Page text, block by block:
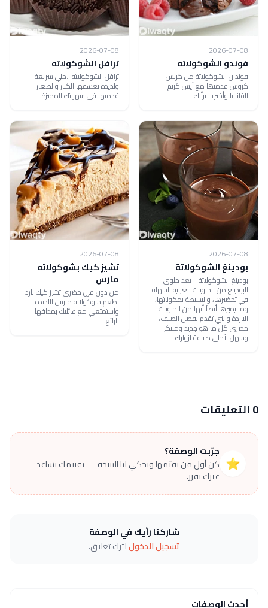
2026-07-08
فوندو الشوكولاته
فوندان الشوكولاتة من كریس
كروس قدمیھا مع آیس كریم
الفانیلیا وأخبرينا برأيك!
2026-07-08
ترافل الشوكولاته
ترافل الشوكولاته...حلي سريعة
ولذيذة يعشقها الكبار والصغار
قدميها في سهراتك المميزة
2026-07-08
بودينغ الشوكولاتة
بودينغ الشوكولاتة .. تعد حلوى
البودينغ من الحلويات الغربية السهلة
في تحضيرها، والبسيطة بمكوناتها،
وما يميزها أيضاً أنها من الحلويات
الباردة والتي تقدم بفصل الصيف،
حضري كل ما هو جديد ومبتكر
وسهل لأحلى ضيافة لزوارك
2026-07-08
تشيز كيك بشوكولاته
مارس
من دون فرن حضري تشيز كيك بارد
بطعم شوكولاته مارس اللذيذة
واستمتعي مع عائلتكِ بمذاقها
الرائع.
0 التعليقات
⭐
جرّبت الوصفة؟
كن أول من يقيّمها ويحكي لنا النتيجة — تقييمك يساعد
غيرك يقرر.
شاركنا رأيك في الوصفة
تسجيل الدخوللترك تعليق.
أحدث الوصفات